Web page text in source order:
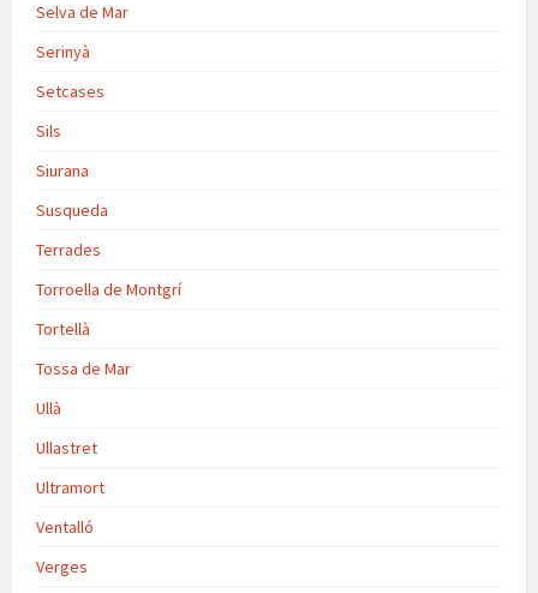
Selva de Mar
Serinyà
Setcases
Sils
Siurana
Susqueda
Terrades
Torroella de Montgrí
Tortellà
Tossa de Mar
Ullà
Ullastret
Ultramort
Ventalló
Verges